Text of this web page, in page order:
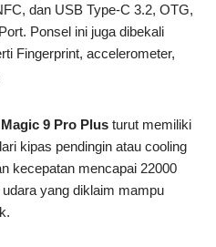
dan USB Type-C 3.2, OTG,
Ponsel ini juga dibekali
Fingerprint, accelerometer,
9 Pro Plus turut memiliki
kipas pendingin atau cooling
kecepatan mencapai 22000
yang diklaim mampu